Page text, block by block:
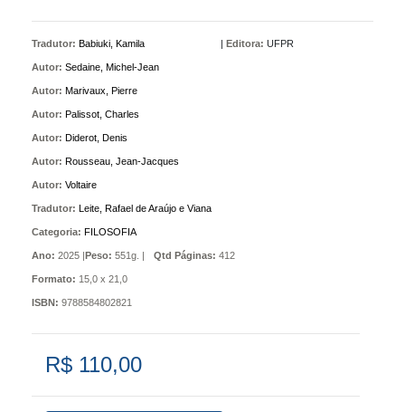
Tradutor: Babiuki, Kamila
Autor: Sedaine, Michel-Jean
Autor: Marivaux, Pierre
Autor: Palissot, Charles
Autor: Diderot, Denis
Autor: Rousseau, Jean-Jacques
Autor: Voltaire
Tradutor: Leite, Rafael de Araújo e Viana
Editora: UFPR
Categoria: FILOSOFIA
Ano: 2025 | Peso: 551g. | Qtd Páginas: 412
Formato: 15,0 x 21,0
ISBN: 9788584802821
R$ 110,00